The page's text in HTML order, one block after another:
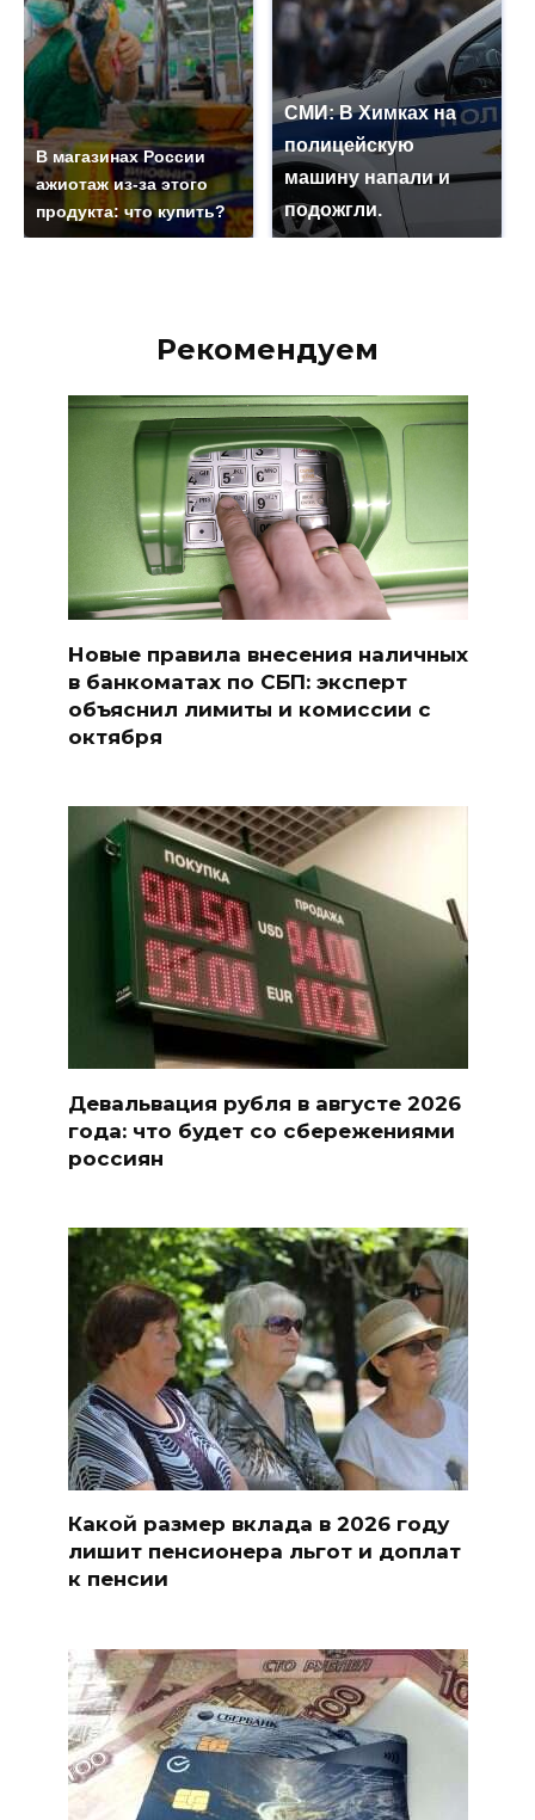
В магазинах России
ажиотаж из-за этого
продукта: что купить?
СМИ: В Химках на
полицейскую
машину напали и
подожгли.
Рекомендуем
Новые правила внесения наличных
в банкоматах по СБП: эксперт
объяснил лимиты и комиссии с
октября
Девальвация рубля в августе 2026
года: что будет со сбережениями
россиян
Какой размер вклада в 2026 году
лишит пенсионера льгот и доплат
к пенсии